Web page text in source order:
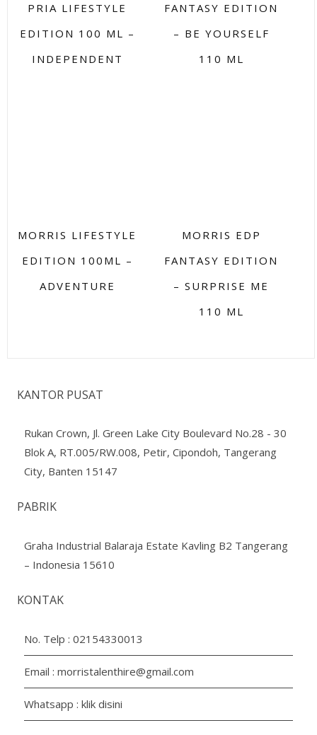
PRIA LIFESTYLE
EDITION 100 ML –
INDEPENDENT
FANTASY EDITION
– BE YOURSELF
110 ML
MORRIS LIFESTYLE
EDITION 100ML –
ADVENTURE
MORRIS EDP
FANTASY EDITION
– SURPRISE ME
110 ML
KANTOR PUSAT
Rukan Crown, Jl. Green Lake City Boulevard No.28 - 30
Blok A, RT.005/RW.008, Petir, Cipondoh, Tangerang
City, Banten 15147
PABRIK
Graha Industrial Balaraja Estate Kavling B2 Tangerang
– Indonesia 15610
KONTAK
No. Telp :02154330013
Email :morristalenthire@gmail.com
Whatsapp :klik disini